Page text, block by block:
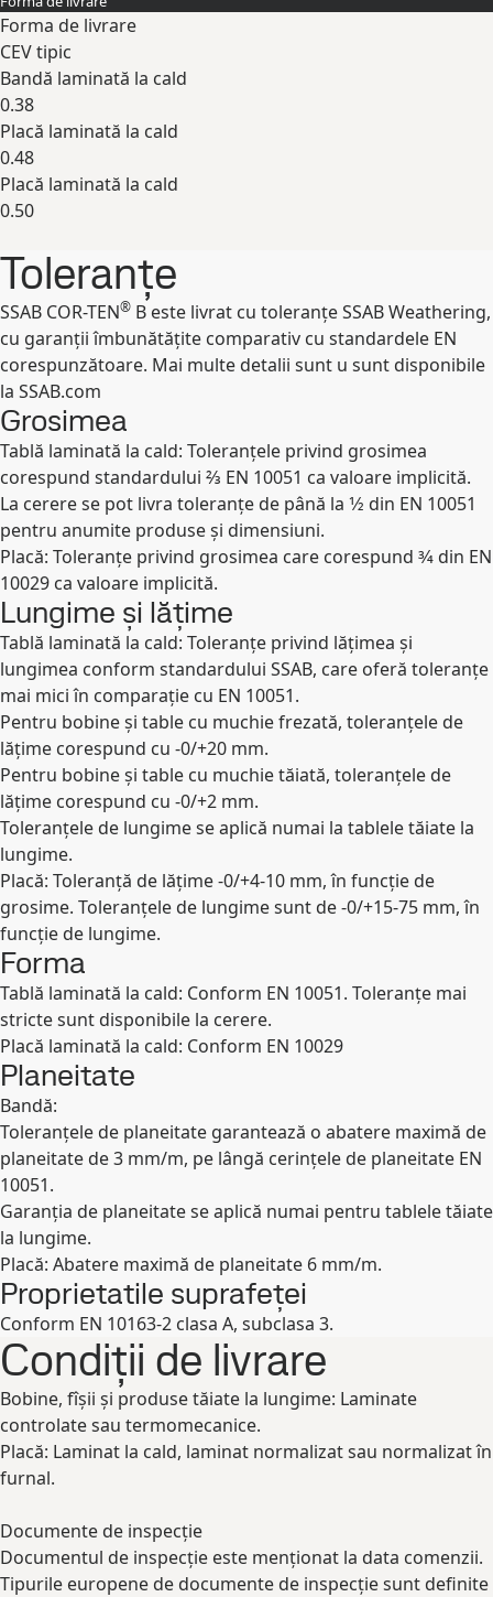
Expand
Forma de livrare
CEV tipic
Bandă laminată la cald
0.38
Placă laminată la cald
0.48
Placă laminată la cald
0.50
Toleranțe
SSAB COR-TEN® B este livrat cu toleranțe SSAB Weathering,
cu garanții îmbunătățite comparativ cu standardele EN
corespunzătoare. Mai multe detalii sunt u sunt disponibile
la SSAB.com
Grosimea
Tablă laminată la cald: Toleranțele privind grosimea
corespund standardului ⅔ EN 10051 ca valoare implicită.
La cerere se pot livra toleranțe de până la 1⁄2 din EN 10051
pentru anumite produse și dimensiuni.
Placă: Toleranțe privind grosimea care corespund 3⁄4 din EN
10029 ca valoare implicită.
Lungime și lățime
Tablă laminată la cald: Toleranțe privind lățimea și
lungimea conform standardului SSAB, care oferă toleranțe
mai mici în comparație cu EN 10051.
Pentru bobine și table cu muchie frezată, toleranțele de
lățime corespund cu -0/+20 mm.
Pentru bobine și table cu muchie tăiată, toleranțele de
lățime corespund cu -0/+2 mm.
Toleranțele de lungime se aplică numai la tablele tăiate la
lungime.
Placă: Toleranță de lățime -0/+4-10 mm, în funcție de
grosime. Toleranțele de lungime sunt de -0/+15-75 mm, în
funcție de lungime.
Forma
Tablă laminată la cald: Conform EN 10051. Toleranțe mai
stricte sunt disponibile la cerere.
Placă laminată la cald: Conform EN 10029
Planeitate
Bandă:
Toleranțele de planeitate garantează o abatere maximă de
planeitate de 3 mm/m, pe lângă cerințele de planeitate EN
10051.
Garanția de planeitate se aplică numai pentru tablele tăiate
la lungime.
Placă: Abatere maximă de planeitate 6 mm/m.
Proprietatile suprafeței
Conform EN 10163-2 clasa A, subclasa 3.
Condiții de livrare
Bobine, fîșii și produse tăiate la lungime: Laminate
controlate sau termomecanice.
Placă: Laminat la cald, laminat normalizat sau normalizat în
furnal.
Documente de inspecție
Documentul de inspecție este menționat la data comenzii.
Tipurile europene de documente de inspecție sunt definite